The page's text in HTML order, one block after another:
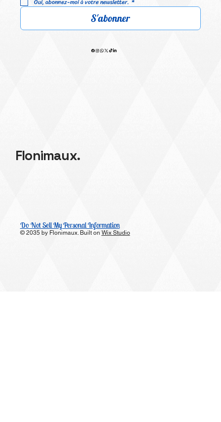
S'abonner
Flonimaux.
Do Not Sell My Personal Information
© 2035 by Flonimaux. Built on Wix Studio